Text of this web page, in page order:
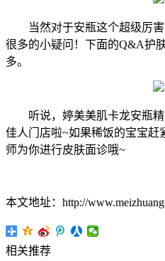
当然对于安瓶这个超级厉害
很多的小疑问！下面的Q&A护
多。
听说，婷美美肌卡龙安瓶精
佳人门店啦~如果稀饭的宝宝赶
师为你进行皮肤面诊哦~
本文地址：http://
相关推荐